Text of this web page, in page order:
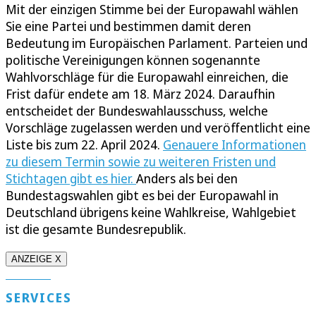
Mit der einzigen Stimme bei der Europawahl wählen
Sie eine Partei und bestimmen damit deren
Bedeutung im Europäischen Parlament. Parteien und
politische Vereinigungen können sogenannte
Wahlvorschläge für die Europawahl einreichen, die
Frist dafür endete am 18. März 2024. Daraufhin
entscheidet der Bundeswahlausschuss, welche
Vorschläge zugelassen werden und veröffentlicht eine
Liste bis zum 22. April 2024. Genauere Informationen
zu diesem Termin sowie zu weiteren Fristen und
Stichtagen gibt es hier. Anders als bei den
Bundestagswahlen gibt es bei der Europawahl in
Deutschland übrigens keine Wahlkreise, Wahlgebiet
ist die gesamte Bundesrepublik.
ANZEIGE X
SERVICES